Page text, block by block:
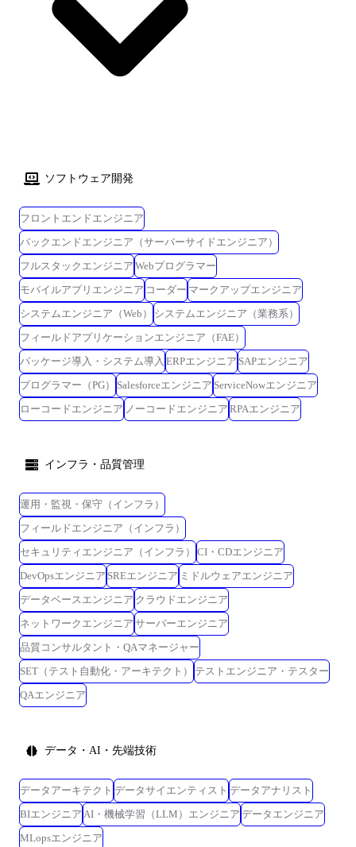
となりますが、H&Gの既存システムにはこれまでの情報システム部の社
員が関与しており、サポートが得られる環境ですのでご安心ください。
ソフトウェア開発
フロントエンドエンジニア
バックエンドエンジニア（サーバーサイドエンジニア）
フルスタックエンジニア Webプログラマー
モバイルアプリエンジニア コーダー マークアップエンジニア
システムエンジニア（Web）
システムエンジニア（業務系）
フィールドアプリケーションエンジニア（FAE）
パッケージ導入・システム導入 ERPエンジニア SAPエンジニア
プログラマー（PG）
Salesforceエンジニア ServiceNowエンジニア
ローコードエンジニア ノーコードエンジニア RPAエンジニア
インフラ・品質管理
運用・監視・保守（インフラ）
フィールドエンジニア（インフラ）
セキュリティエンジニア（インフラ）
CI・CDエンジニア
DevOpsエンジニア SREエンジニア ミドルウェアエンジニア
データベースエンジニア クラウドエンジニア
ネットワークエンジニア サーバーエンジニア
品質コンサルタント・QAマネージャー
SET（テスト自動化・アーキテクト）
テストエンジニア・テスター
QAエンジニア
データ・AI・先端技術
データアーキテクト データサイエンティスト データアナリスト
BIエンジニア AI・機械学習（LLM）エンジニア データエンジニア
MLopsエンジニア